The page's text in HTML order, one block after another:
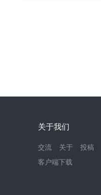
关于我们
交流 关于
投稿
客户端下载